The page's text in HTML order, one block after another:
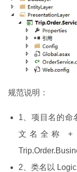
规范说明：
1、项目名的命
文名全称 +
2、类名以